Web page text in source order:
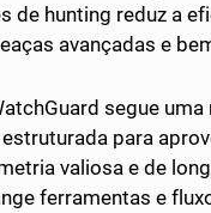
de hunting reduz a
avançadas e
segue
para
valiosa e de
ferramentas e